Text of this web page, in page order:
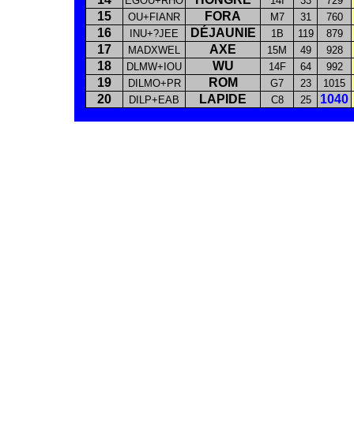
15 OU+FIANR FORA M7 31 760
16 INU+?JEE DÉJAUNIE 1B 119 879
17 MADXWEL AXE 15M 49 928
18 DLMW+IOU WU 14F 64 992
19 DILMO+PR ROM G7 23 1015
20 DILP+EAB LAPIDE C8 25 1040